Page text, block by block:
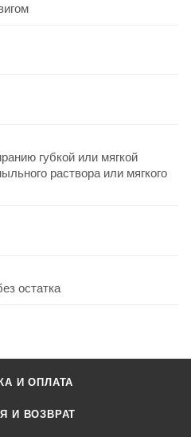
губкой или мягкой
раствора или мягкого
остатка
И ОПЛАТА
И ВОЗВРАТ